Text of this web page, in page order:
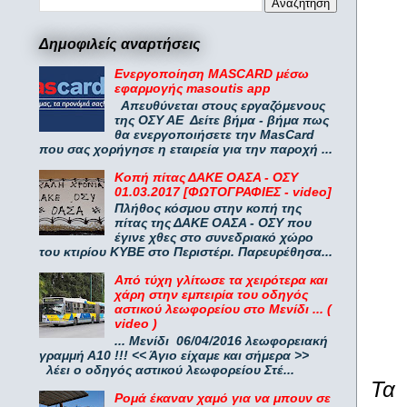
Τα
Δημοφιλείς αναρτήσεις
Ενεργοποίηση MASCARD μέσω
εφαρμογής masoutis app
Απευθύνεται στους εργαζόμενους
της ΟΣΥ ΑΕ Δείτε βήμα - βήμα πως
θα ενεργοποιήσετε την MasCard
που σας χορήγησε η εταιρεία για την παροχή ...
Κοπή πίτας ΔΑΚΕ ΟΑΣΑ - ΟΣΥ
01.03.2017 [ΦΩΤΟΓΡΑΦΙΕΣ - video]
Πλήθος κόσμου στην κοπή της
πίτας της ΔΑΚΕ ΟΑΣΑ - ΟΣΥ που
έγινε χθες στο συνεδριακό χώρο
του κτιρίου ΚΥΒΕ στο Περιστέρι. Παρευρέθησα...
Από τύχη γλίτωσε τα χειρότερα και
χάρη στην εμπειρία του οδηγός
αστικού λεωφορείου στο Μενίδι ... (
video )
... Μενίδι 06/04/2016 λεωφορειακή
γραμμή Α10 !!! << Άγιο είχαμε και σήμερα >>
λέει ο οδηγός αστικού λεωφορείου Στέ...
Ρομά έκαναν χαμό για να μπουν σε